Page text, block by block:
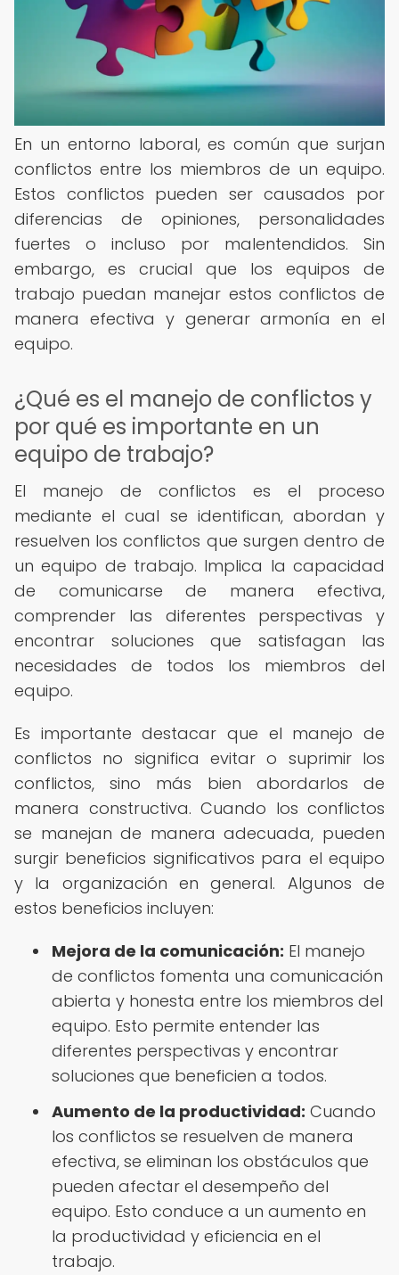
En un entorno laboral, es común que surjan
conflictos entre los miembros de un equipo.
Estos conflictos pueden ser causados por
diferencias de opiniones, personalidades
fuertes o incluso por malentendidos. Sin
embargo, es crucial que los equipos de
trabajo puedan manejar estos conflictos de
manera efectiva y generar armonía en el
equipo.
¿Qué es el manejo de conflictos y
por qué es importante en un
equipo de trabajo?
El manejo de conflictos es el proceso
mediante el cual se identifican, abordan y
resuelven los conflictos que surgen dentro de
un equipo de trabajo. Implica la capacidad
de comunicarse de manera efectiva,
comprender las diferentes perspectivas y
encontrar soluciones que satisfagan las
necesidades de todos los miembros del
equipo.
Es importante destacar que el manejo de
conflictos no significa evitar o suprimir los
conflictos, sino más bien abordarlos de
manera constructiva. Cuando los conflictos
se manejan de manera adecuada, pueden
surgir beneficios significativos para el equipo
y la organización en general. Algunos de
estos beneficios incluyen:
Mejora de la comunicación: El manejo
de conflictos fomenta una comunicación
abierta y honesta entre los miembros del
equipo. Esto permite entender las
diferentes perspectivas y encontrar
soluciones que beneficien a todos.
Aumento de la productividad: Cuando
los conflictos se resuelven de manera
efectiva, se eliminan los obstáculos que
pueden afectar el desempeño del
equipo. Esto conduce a un aumento en
la productividad y eficiencia en el
trabajo.